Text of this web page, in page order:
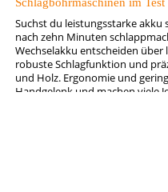
Suchst du leistungsstarke
nach zehn Minuten
Wechselakku entscheiden
robuste Schlagfunktion und
und Holz. Ergonomie und
Handgelenk und machen viele